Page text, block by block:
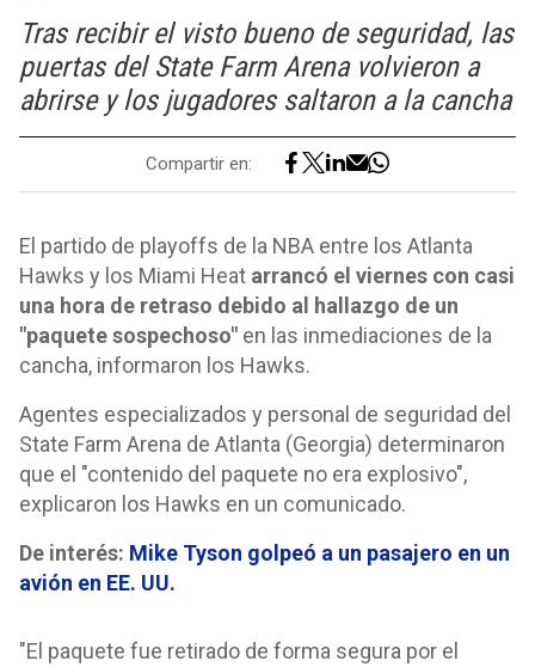
Tras recibir el visto bueno de seguridad, las
puertas del State Farm Arena volvieron a
abrirse y los jugadores saltaron a la cancha
Compartir en:
El partido de playoffs de la NBA entre los Atlanta
Hawks y los Miami Heat arrancó el viernes con casi
una hora de retraso debido al hallazgo de un
"paquete sospechoso" en las inmediaciones de la
cancha, informaron los Hawks.
Agentes especializados y personal de seguridad del
State Farm Arena de Atlanta (Georgia) determinaron
que el "contenido del paquete no era explosivo",
explicaron los Hawks en un comunicado.
De interés: Mike Tyson golpeó a un pasajero en un
avión en EE. UU.
"El paquete fue retirado de forma segura por el